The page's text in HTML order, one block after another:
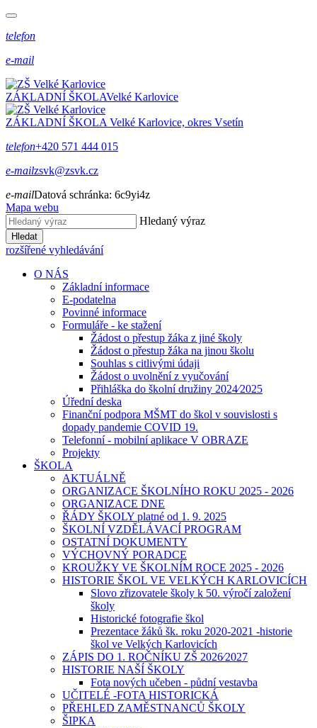
telefon
e-mail
ZÁKLADNÍ ŠKOLAVelké Karlovice
ZÁKLADNÍ ŠKOLA Velké Karlovice, okres Vsetín
telefon+420 571 444 015
e-mailzsvk@zsvk.cz
e-mailDatová schránka: 6c9yi4z
Mapa webu
Hledaný výraz
Hledat
rozšířené vyhledávání
O NÁS
Základní informace
E-podatelna
Povinné informace
Formuláře - ke stažení
Žádost o přestup žáka z jiné školy
Žádost o přestup žáka na jinou školu
Souhlas s citlivými údaji
Žádost o uvolnění z vyučování
Přihláška do školní družiny 2024⁄2025
Úřední deska
Finanční podpora MŠMT do škol v souvislosti s
dopady pandemie COVID 19.
Telefonní - mobilní aplikace V OBRAZE
Projekty
ŠKOLA
AKTUÁLNĚ
ORGANIZACE ŠKOLNÍHO ROKU 2025 - 2026
ORGANIZACE DNE
ŘÁDY ŠKOLY platné od 1. 9. 2025
ŠKOLNÍ VZDĚLÁVACÍ PROGRAM
OSTATNÍ DOKUMENTY
VÝCHOVNÝ PORADCE
KROUŽKY VE ŠKOLNÍM ROCE 2025 - 2026
HISTORIE ŠKOL VE VELKÝCH KARLOVICÍCH
Slovo zřizovatele školy k 50. výročí založení
školy
Historické fotografie škol
Prezentace žáků šk. roku 2020-2021 -historie
škol ve Velkých Karlovicích
ZÁPIS DO 1. ROČNÍKU ZŠ 2026⁄2027
HISTORIE NAŠÍ ŠKOLY
Fota nových učeben - půdní vestavba
UČITELÉ -FOTA HISTORICKÁ
PŘEHLED ZAMĚSTNANCŮ ŠKOLY
ŠIPKA